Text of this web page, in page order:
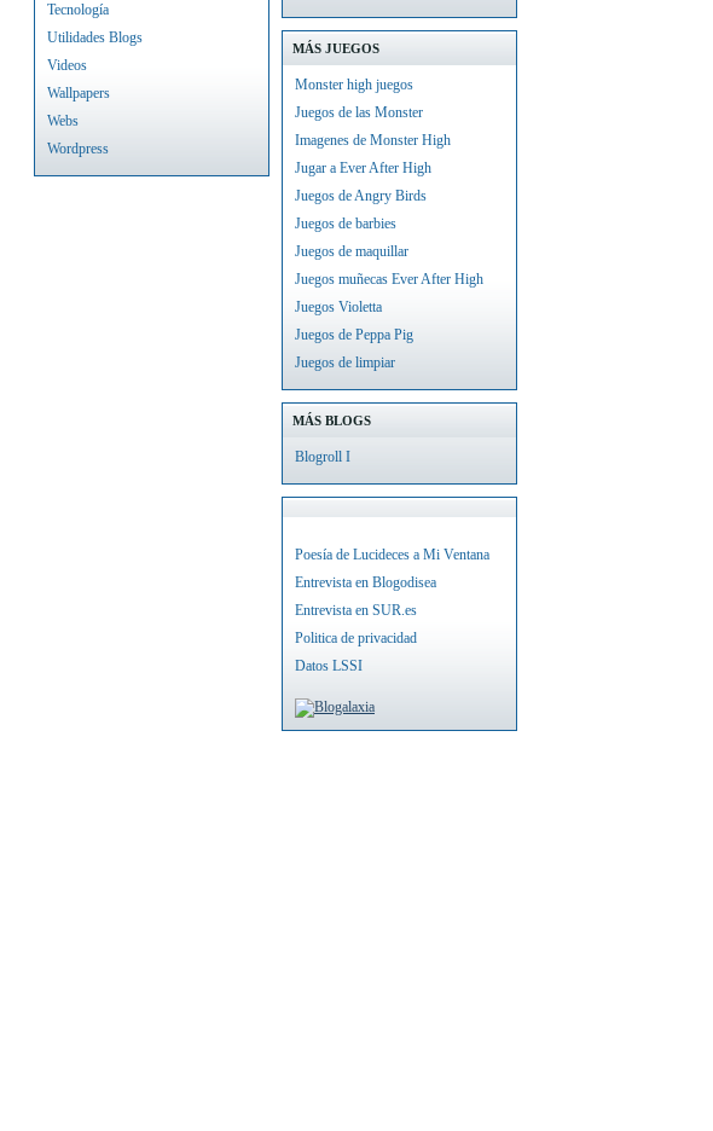
Tecnología
Utilidades Blogs
Videos
Wallpapers
Webs
Wordpress
MÁS JUEGOS
Monster high juegos
Juegos de las Monster
Imagenes de Monster High
Jugar a Ever After High
Juegos de Angry Birds
Juegos de barbies
Juegos de maquillar
Juegos muñecas Ever After High
Juegos Violetta
Juegos de Peppa Pig
Juegos de limpiar
MÁS BLOGS
Blogroll I
Poesía de Lucideces a Mi Ventana
Entrevista en Blogodisea
Entrevista en SUR.es
Politica de privacidad
Datos LSSI